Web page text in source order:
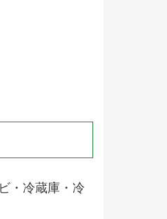
・冷蔵庫・冷